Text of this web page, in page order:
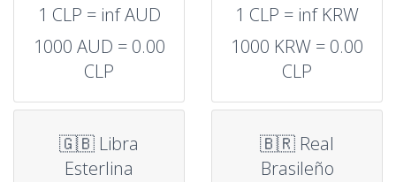
1 CLP = inf AUD
1000 AUD = 0.00
CLP
1 CLP = inf KRW
1000 KRW = 0.00
CLP
🇬🇧 Libra
Esterlina
🇧🇷 Real
Brasileño